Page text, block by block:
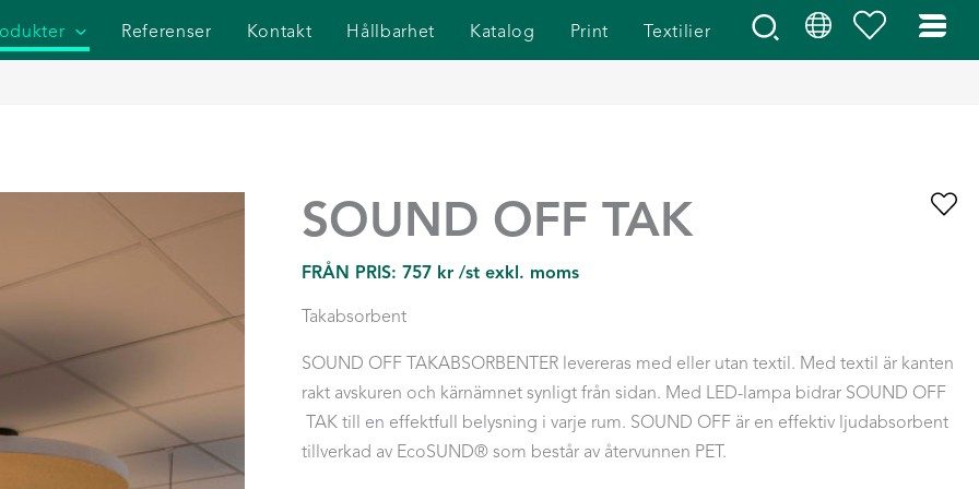
Referenser Kontakt Hållbarhet Katalog Print Textilier
SOUND OFF TAK
FRÅN PRIS:757 kr /st exkl. moms
Takabsorbent
SOUND OFF TAKABSORBENTER levereras med eller utan textil. Med textil är kanten
rakt avskuren och kärnämnet synligt från sidan. Med LED-lampa bidrar SOUND OFF
TAK till en effektfull belysning i varje rum. SOUND OFF är en effektiv ljudabsorbent
tillverkad av EcoSUND® som består av återvunnen PET.